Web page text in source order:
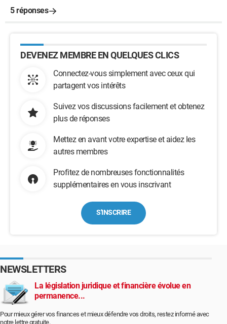
5 réponses
DEVENEZ MEMBRE EN QUELQUES CLICS
Connectez-vous simplement avec ceux qui
partagent vos intérêts
Suivez vos discussions facilement et obtenez
plus de réponses
Mettez en avant votre expertise et aidez les
autres membres
Profitez de nombreuses fonctionnalités
supplémentaires en vous inscrivant
S'INSCRIRE
NEWSLETTERS
La législation juridique et financière évolue en
permanence...
Pour mieux gérer vos finances et mieux défendre vos droits, restez informé avec
notre lettre gratuite.